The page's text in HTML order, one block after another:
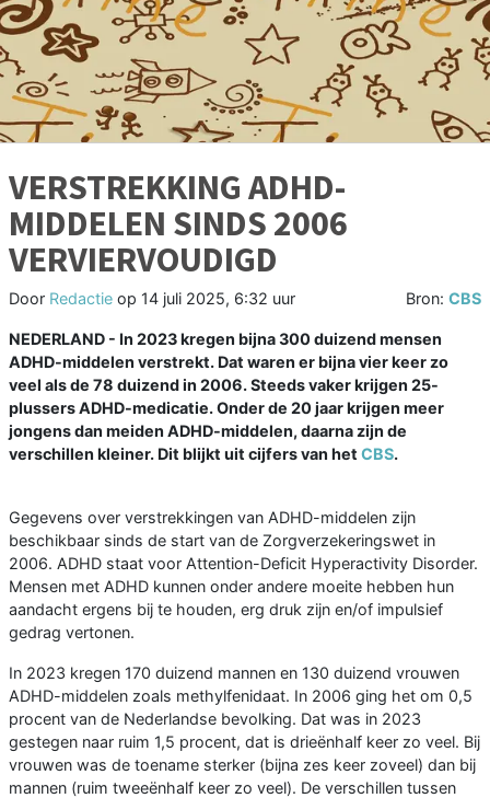
VERSTREKKING ADHD-
MIDDELEN SINDS 2006
VERVIERVOUDIGD
Door Redactie op 14 juli 2025, 6:32 uur Bron: CBS
NEDERLAND - In 2023 kregen bijna 300 duizend mensen
ADHD-middelen verstrekt. Dat waren er bijna vier keer zo
veel als de 78 duizend in 2006. Steeds vaker krijgen 25-
plussers ADHD-medicatie. Onder de 20 jaar krijgen meer
jongens dan meiden ADHD-middelen, daarna zijn de
verschillen kleiner. Dit blijkt uit cijfers van het CBS.
Gegevens over verstrekkingen van ADHD-middelen zijn
beschikbaar sinds de start van de Zorgverzekeringswet in
2006. ADHD staat voor Attention-Deficit Hyperactivity Disorder.
Mensen met ADHD kunnen onder andere moeite hebben hun
aandacht ergens bij te houden, erg druk zijn en/of impulsief
gedrag vertonen.
In 2023 kregen 170 duizend mannen en 130 duizend vrouwen
ADHD-middelen zoals methylfenidaat. In 2006 ging het om 0,5
procent van de Nederlandse bevolking. Dat was in 2023
gestegen naar ruim 1,5 procent, dat is drieënhalf keer zo veel. Bij
vrouwen was de toename sterker (bijna zes keer zoveel) dan bij
mannen (ruim tweeënhalf keer zo veel). De verschillen tussen